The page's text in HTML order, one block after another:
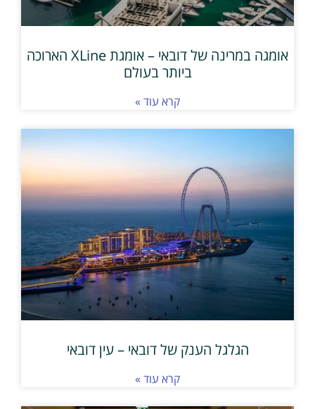
אומגה במרינה של דובאי – אומגת XLine הארוכה
ביותר בעולם
קרא עוד »
הגלגל הענק של דובאי – עין דובאי
קרא עוד »